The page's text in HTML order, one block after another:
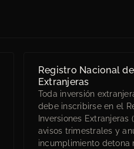
Registro Nacional
Extranjeras
Toda inversión
debe inscribirse en el
Inversiones Extranjeras
avisos trimestrales y
incumplimiento detona